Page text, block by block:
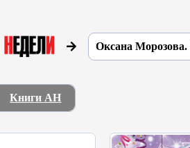
Оксана
Книги АН